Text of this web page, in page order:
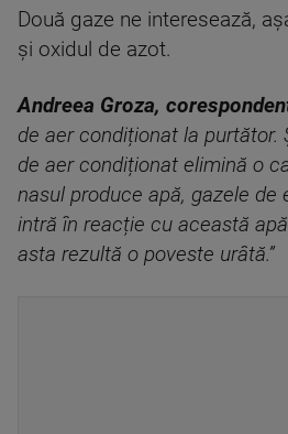
Două gaze ne interesează,
și oxidul de azot.
Andreea Groza,
de aer condiționat la purtător.
de aer condiționat elimină o
nasul produce apă, gazele de
intră în reacție cu această
asta rezultă o poveste urâtă.”